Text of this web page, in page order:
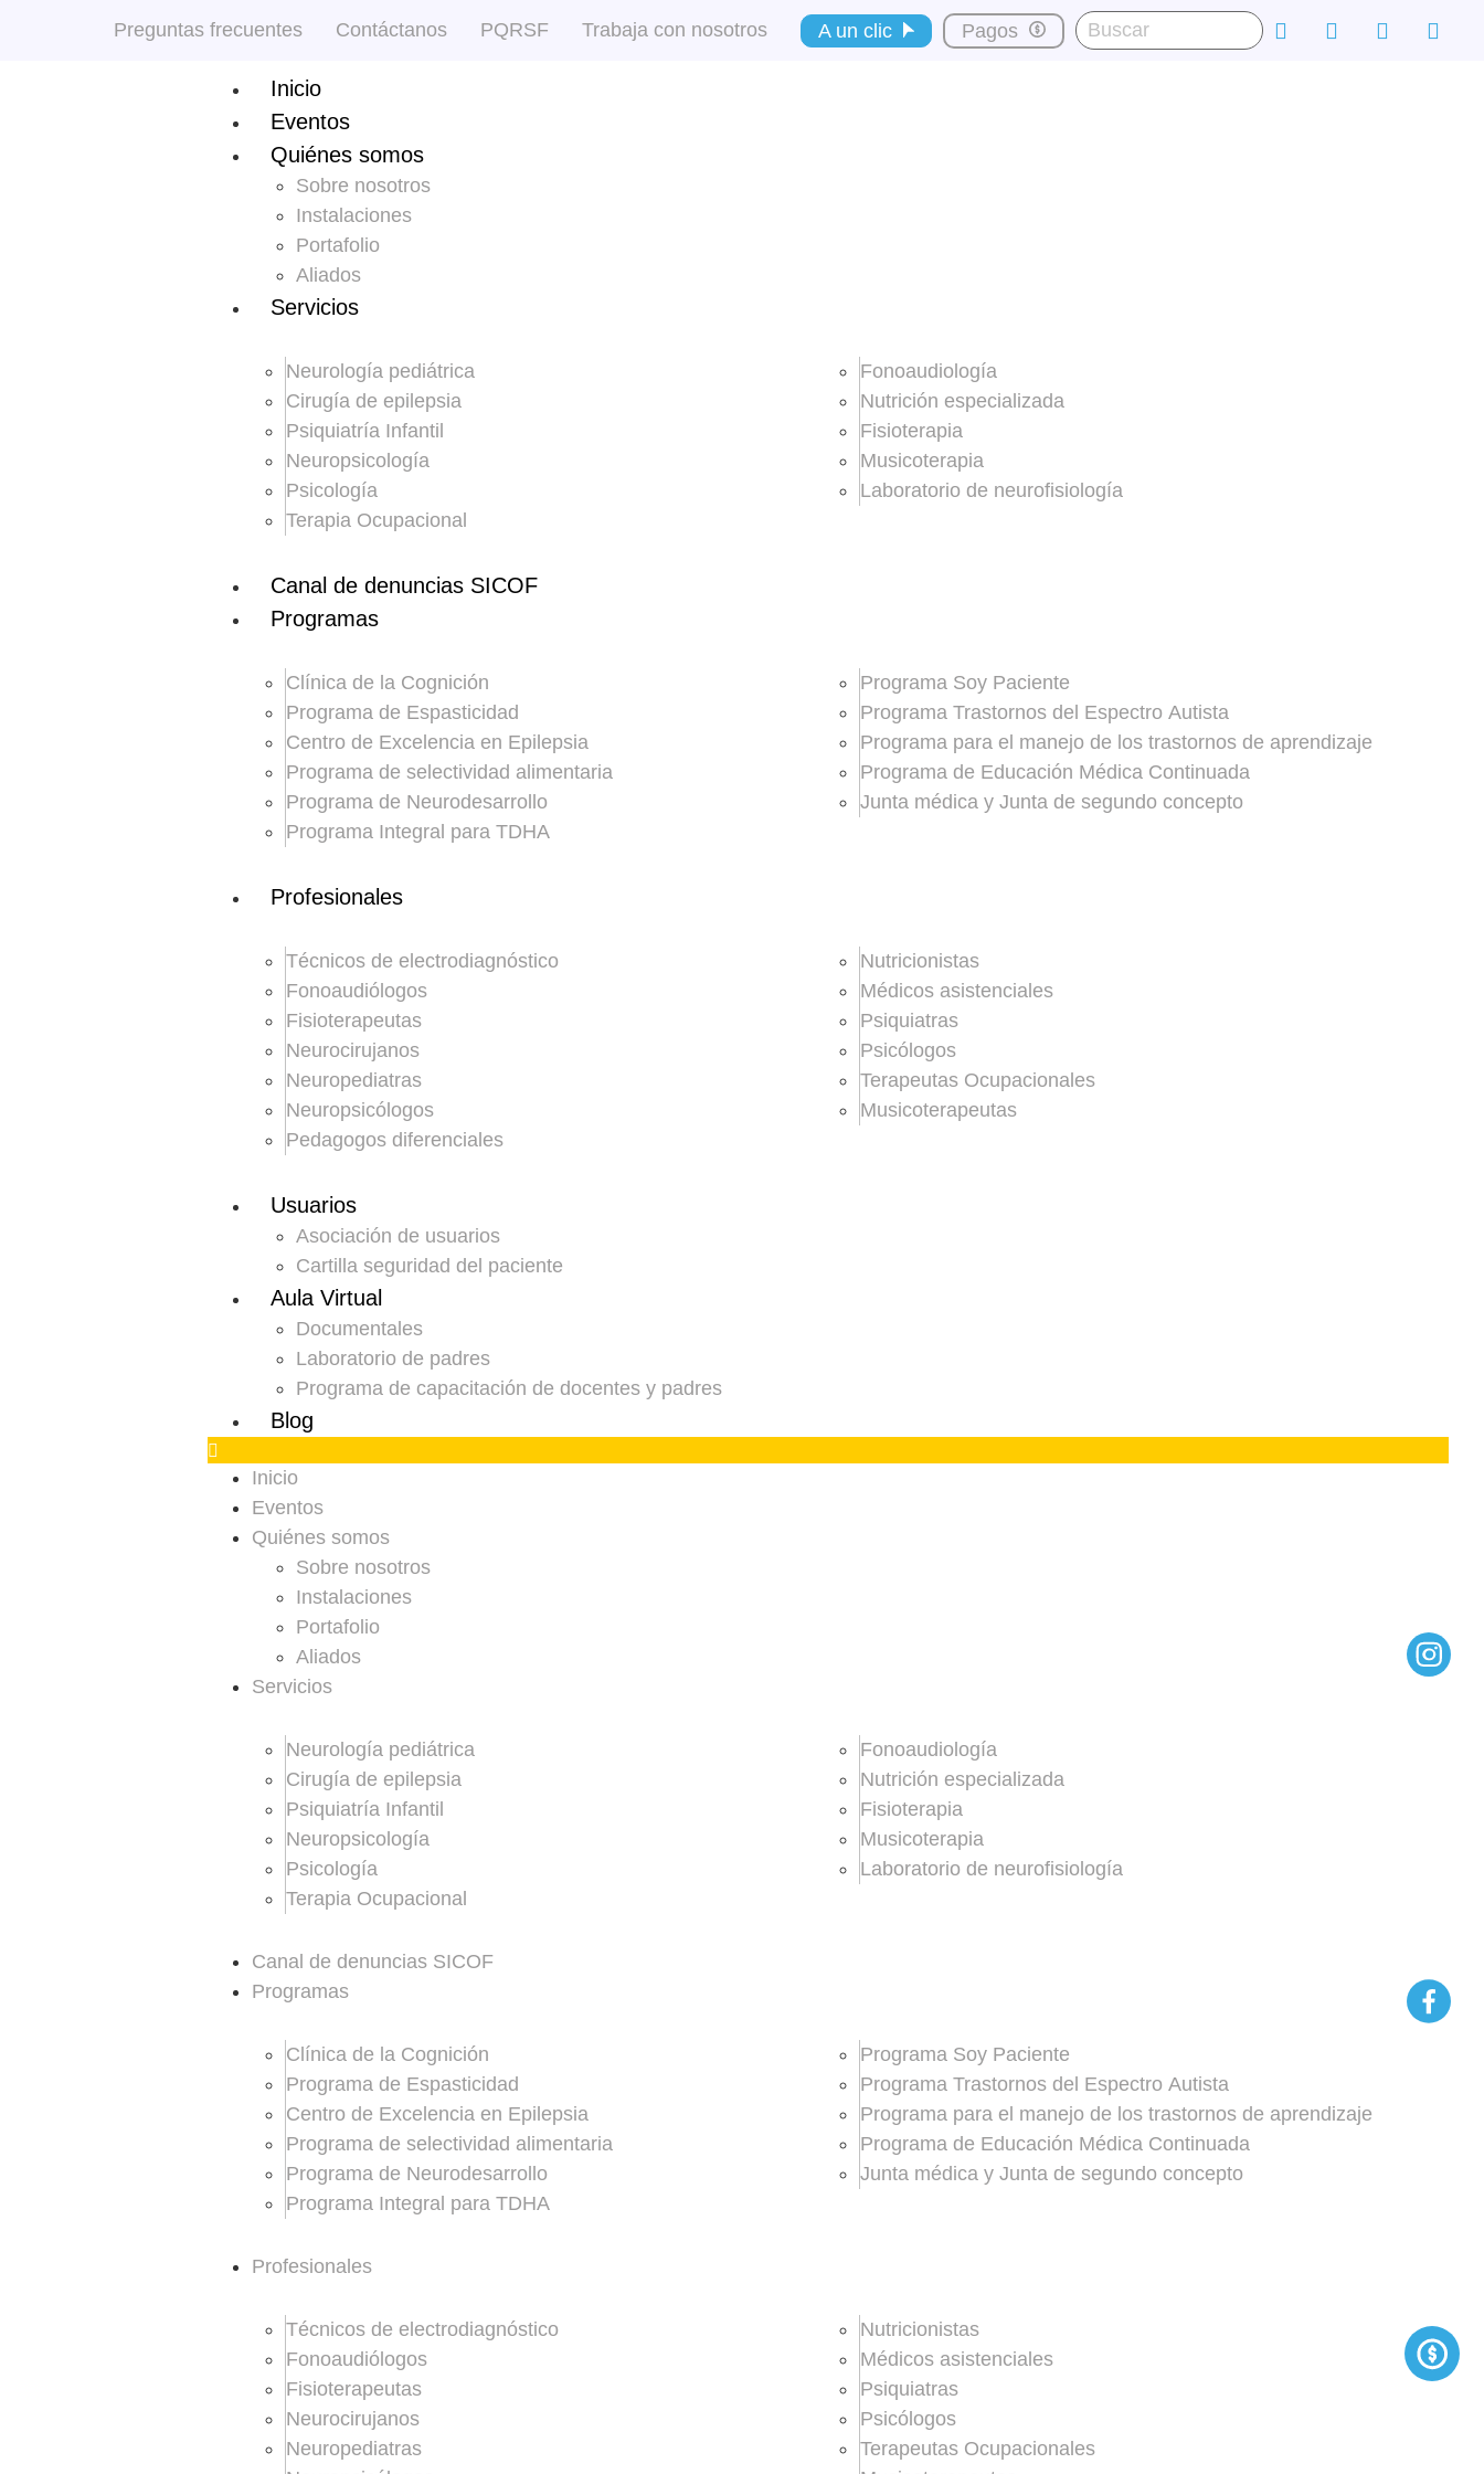
Preguntas frecuentes Contáctanos PQRSF Trabaja con nosotros A un clic Pagos
Inicio
Eventos
Quiénes somos
Sobre nosotros
Instalaciones
Portafolio
Aliados
Servicios
Neurología pediátrica
Cirugía de epilepsia
Psiquiatría Infantil
Neuropsicología
Psicología
Terapia Ocupacional
Fonoaudiología
Nutrición especializada
Fisioterapia
Musicoterapia
Laboratorio de neurofisiología
Canal de denuncias SICOF
Programas
Clínica de la Cognición
Programa de Espasticidad
Centro de Excelencia en Epilepsia
Programa de selectividad alimentaria
Programa de Neurodesarrollo
Programa Integral para TDHA
Programa Soy Paciente
Programa Trastornos del Espectro Autista
Programa para el manejo de los trastornos de aprendizaje
Programa de Educación Médica Continuada
Junta médica y Junta de segundo concepto
Profesionales
Técnicos de electrodiagnóstico
Fonoaudiólogos
Fisioterapeutas
Neurocirujanos
Neuropediatras
Neuropsicólogos
Pedagogos diferenciales
Nutricionistas
Médicos asistenciales
Psiquiatras
Psicólogos
Terapeutas Ocupacionales
Musicoterapeutas
Usuarios
Asociación de usuarios
Cartilla seguridad del paciente
Aula Virtual
Documentales
Laboratorio de padres
Programa de capacitación de docentes y padres
Blog
Inicio
Eventos
Quiénes somos
Sobre nosotros
Instalaciones
Portafolio
Aliados
Servicios
Neurología pediátrica
Cirugía de epilepsia
Psiquiatría Infantil
Neuropsicología
Psicología
Terapia Ocupacional
Fonoaudiología
Nutrición especializada
Fisioterapia
Musicoterapia
Laboratorio de neurofisiología
Canal de denuncias SICOF
Programas
Clínica de la Cognición
Programa de Espasticidad
Centro de Excelencia en Epilepsia
Programa de selectividad alimentaria
Programa de Neurodesarrollo
Programa Integral para TDHA
Programa Soy Paciente
Programa Trastornos del Espectro Autista
Programa para el manejo de los trastornos de aprendizaje
Programa de Educación Médica Continuada
Junta médica y Junta de segundo concepto
Profesionales
Técnicos de electrodiagnóstico
Fonoaudiólogos
Fisioterapeutas
Neurocirujanos
Neuropediatras
Nutricionistas
Médicos asistenciales
Psiquiatras
Psicólogos
Terapeutas Ocupacionales